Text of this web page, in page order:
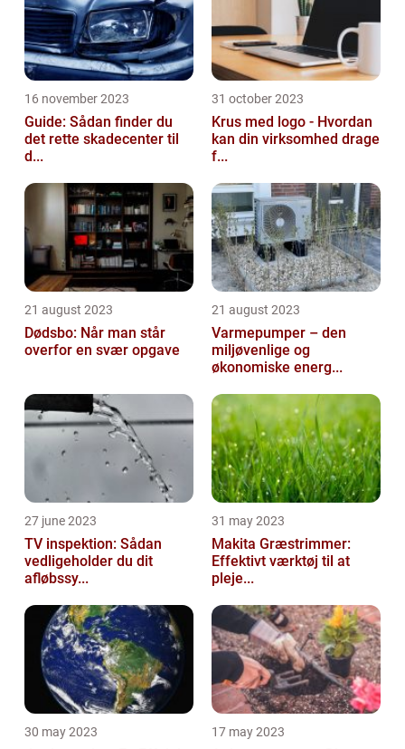
16 november 2023
Guide: Sådan finder du
det rette skadecenter til
d...
31 october 2023
Krus med logo - Hvordan
kan din virksomhed drage
f...
21 august 2023
Dødsbo: Når man står
overfor en svær opgave
21 august 2023
Varmepumper – den
miljøvenlige og
økonomiske energ...
27 june 2023
TV inspektion: Sådan
vedligeholder du dit
afløbssy...
31 may 2023
Makita Græstrimmer:
Effektivt værktøj til at
pleje...
30 may 2023 17 may 2023